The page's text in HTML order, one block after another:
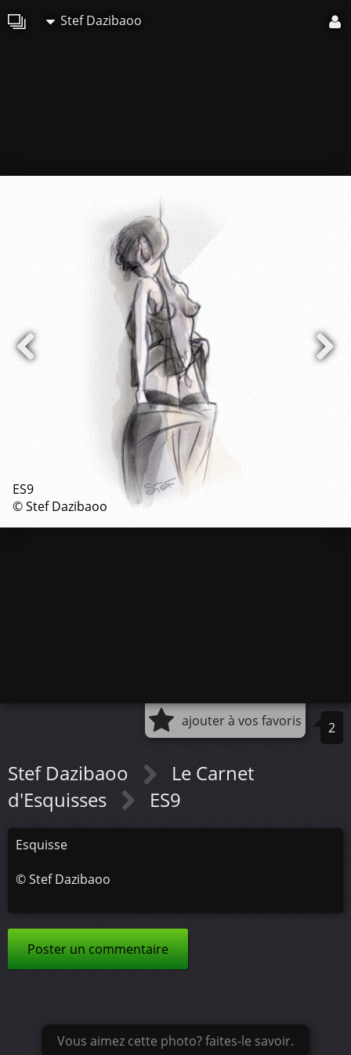
Stef Dazibaoo
ES9
© Stef Dazibaoo
ajouter à vos favoris 2
Stef Dazibaoo
Le Carnet
d'Esquisses
ES9
Esquisse
©Stef Dazibaoo
Poster un commentaire
Vous aimez cette photo? faites-le savoir.